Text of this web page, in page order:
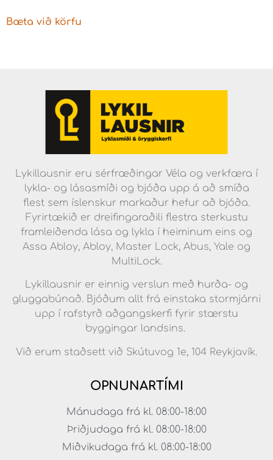
Bæta við körfu
Lykillausnir eru sérfræðingar Véla og verkfæra í
lykla- og lásasmíði og bjóða upp á að smíða
flest sem íslenskur markaður hefur að bjóða.
Fyrirtækið er dreifingaraðili flestra sterkustu
framleiðenda lása og lykla í heiminum eins og
Assa Abloy, Abloy, Master Lock, Abus, Yale og
MultiLock.
Lykillausnir er einnig verslun með hurða- og
gluggabúnað. Bjóðum allt frá einstaka stormjárni
upp í rafstyrð aðgangskerfi fyrir stærstu
byggingar landsins.
Við erum staðsett við Skútuvog 1e, 104 Reykjavík.
OPNUNARTÍMI
Mánudaga frá kl. 08:00-18:00
Þriðjudaga frá kl. 08:00-18:00
Miðvikudaga frá kl. 08:00-18:00